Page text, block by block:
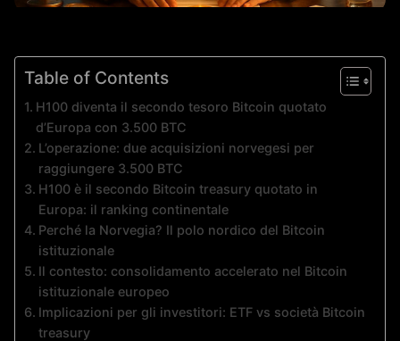
Table of Contents
H100 diventa il secondo tesoro Bitcoin quotato
d’Europa con 3.500 BTC
L’operazione: due acquisizioni norvegesi per
raggiungere 3.500 BTC
H100 è il secondo Bitcoin treasury quotato in
Europa: il ranking continentale
Perché la Norvegia? Il polo nordico del Bitcoin
istituzionale
Il contesto: consolidamento accelerato nel Bitcoin
istituzionale europeo
Implicazioni per gli investitori: ETF vs società Bitcoin
treasury